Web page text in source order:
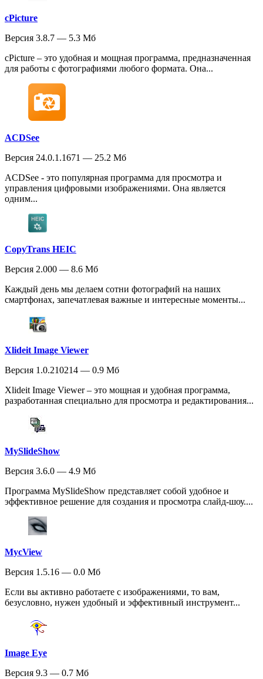
cPicture
Версия 3.8.7 — 5.3 Мб
cPicture – это удобная и мощная программа, предназначенная
для работы с фотографиями любого формата. Она...
ACDSee
Версия 24.0.1.1671 — 25.2 Мб
ACDSee - это популярная программа для просмотра и
управления цифровыми изображениями. Она является
одним...
CopyTrans HEIC
Версия 2.000 — 8.6 Мб
Каждый день мы делаем сотни фотографий на наших
смартфонах, запечатлевая важные и интересные моменты...
Xlideit Image Viewer
Версия 1.0.210214 — 0.9 Мб
Xlideit Image Viewer – это мощная и удобная программа,
разработанная специально для просмотра и редактирования...
MySlideShow
Версия 3.6.0 — 4.9 Мб
Программа MySlideShow представляет собой удобное и
эффективное решение для создания и просмотра слайд-шоу....
MycView
Версия 1.5.16 — 0.0 Мб
Если вы активно работаете с изображениями, то вам,
безусловно, нужен удобный и эффективный инструмент...
Image Eye
Версия 9.3 — 0.7 Мб